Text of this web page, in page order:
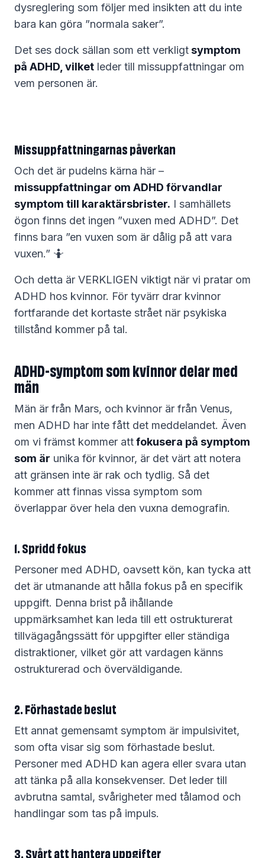
dysreglering som följer med insikten att du inte
bara kan göra ”normala saker”.
Det ses dock sällan som ett verkligtsymptom
på ADHD, vilket leder till missuppfattningar om
vem personen är.
Missuppfattningarnas påverkan
Och det är pudelns kärna här –
missuppfattningar om ADHD förvandlar
symptom till karaktärsbrister. I samhällets
ögon finns det ingen ”vuxen med ADHD”. Det
finns bara ”en vuxen som är dålig på att vara
vuxen.” 🤷
Och detta är VERKLIGEN viktigt när vi pratar om
ADHD hos kvinnor. För tyvärr drar kvinnor
fortfarande det kortaste strået när psykiska
tillstånd kommer på tal.
ADHD-symptom som kvinnor delar med
män
Män är från Mars, och kvinnor är från Venus,
men ADHD har inte fått det meddelandet. Även
om vi främst kommer attfokusera på symptom
som är unika för kvinnor, är det värt att notera
att gränsen inte är rak och tydlig. Så det
kommer att finnas vissa symptom som
överlappar över hela den vuxna demografin.
1. Spridd fokus
Personer med ADHD, oavsett kön, kan tycka att
det är utmanande att hålla fokus på en specifik
uppgift. Denna brist på ihållande
uppmärksamhet kan leda till ett ostrukturerat
tillvägagångssätt för uppgifter eller ständiga
distraktioner, vilket gör att vardagen känns
ostrukturerad och överväldigande.
2. Förhastade beslut
Ett annat gemensamt symptom är impulsivitet,
som ofta visar sig som förhastade beslut.
Personer med ADHD kan agera eller svara utan
att tänka på alla konsekvenser. Det leder till
avbrutna samtal, svårigheter med tålamod och
handlingar som tas på impuls.
3. Svårt att hantera uppgifter